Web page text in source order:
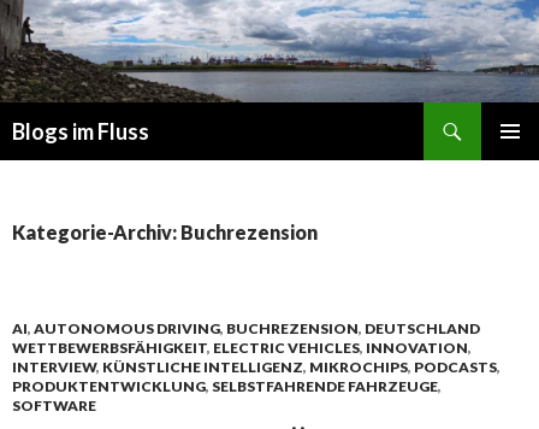
Blogs im Fluss
Kategorie-Archiv: Buchrezension
AI, AUTONOMOUS DRIVING, BUCHREZENSION, DEUTSCHLAND
WETTBEWERBSFÄHIGKEIT, ELECTRIC VEHICLES, INNOVATION,
INTERVIEW, KÜNSTLICHE INTELLIGENZ, MIKROCHIPS, PODCASTS,
PRODUKTENTWICKLUNG, SELBSTFAHRENDE FAHRZEUGE,
SOFTWARE